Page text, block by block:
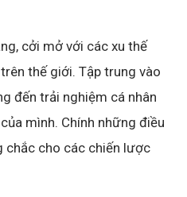
cởi mở với các xu thế
thế giới. Tập trung vào
đến trải nghiệm cá nhân
mình. Chính những điều
chắc cho các chiến lược